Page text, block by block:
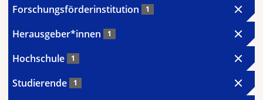
Forschungsförderinstitution 1
Herausgeber*innen 1
Hochschule 1
Studierende 1